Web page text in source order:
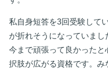
私自身短答を3回受験して
が折れそうになっていま
今まで頑張って良かった
択肢が広がる資格です。